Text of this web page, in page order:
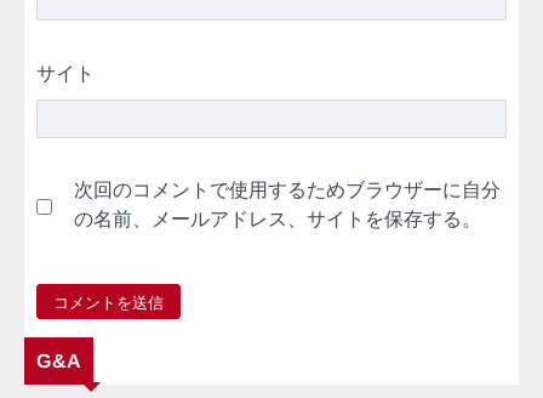
サイト
次回のコメントで使用するためブラウザーに自分
の名前、メールアドレス、サイトを保存する。
G&A